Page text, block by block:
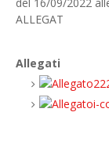
ALLEGAT
Allegati
i-